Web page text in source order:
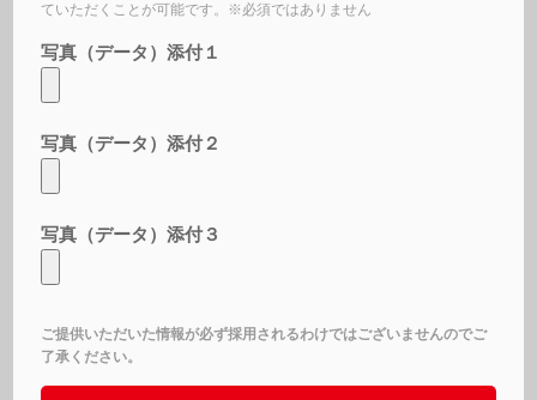
ていただくことが可能です。※必須ではありません
写真（データ）添付１
写真（データ）添付２
写真（データ）添付３
ご提供いただいた情報が必ず採用されるわけではございませんのでご
了承ください。